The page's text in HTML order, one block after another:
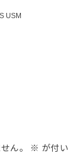
USM
ん。 ※ が付い